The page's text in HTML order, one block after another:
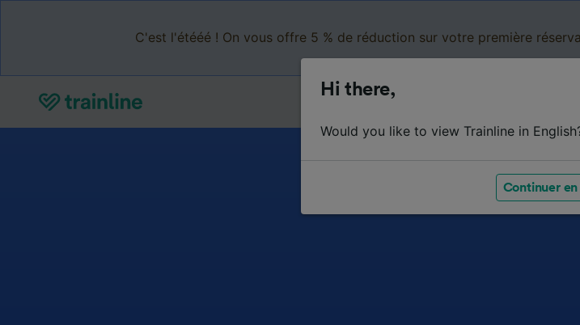
C'est l'étééé ! On vous offre 5 % de réduction sur votre première
Hi there,
Would you like to view Trainline in
Continuer